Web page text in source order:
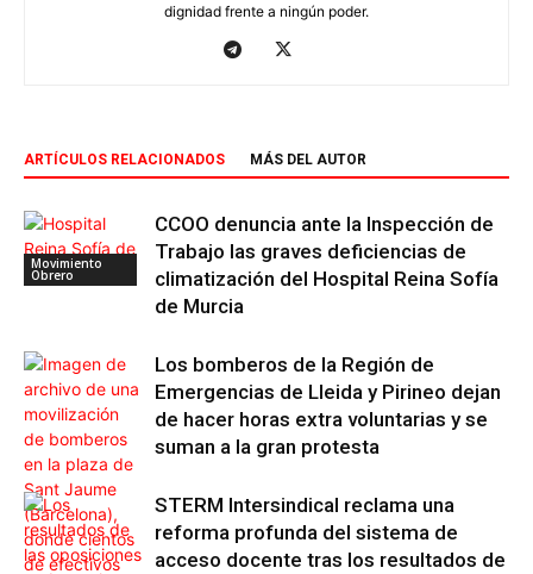
dignidad frente a ningún poder.
ARTÍCULOS RELACIONADOS MÁS DEL AUTOR
Movimiento
Obrero
CCOO denuncia ante la Inspección de
Trabajo las graves deficiencias de
climatización del Hospital Reina Sofía
de Murcia
Los bomberos de la Región de
Emergencias de Lleida y Pirineo dejan
de hacer horas extra voluntarias y se
suman a la gran protesta
STERM Intersindical reclama una
reforma profunda del sistema de
acceso docente tras los resultados de